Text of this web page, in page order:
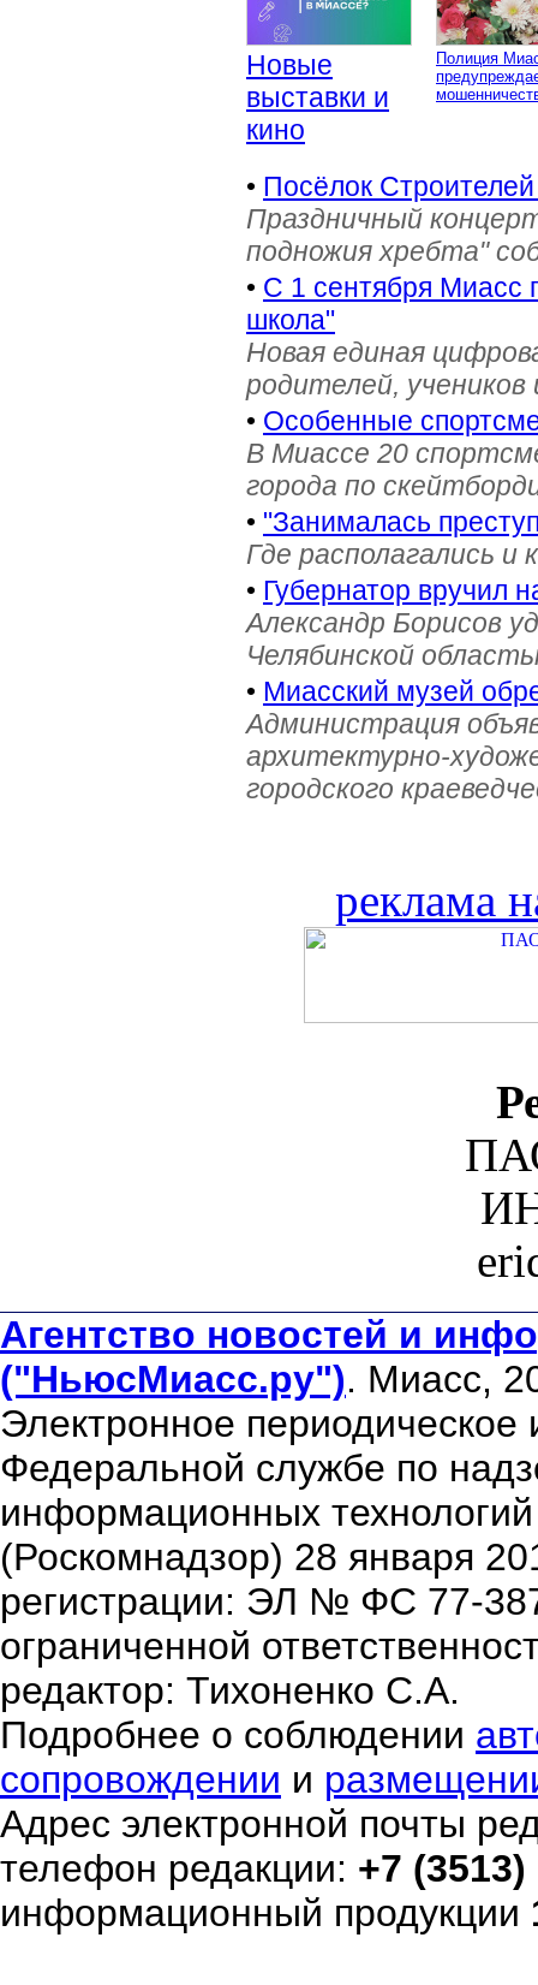
Новые
выставки и
кино
Полиция
• Посёлок
Праздничный
подножия хребта"
• С 1 сентября Миасс
школа"
Новая единая
родителей, учеников
• Особенные
В Миассе 20
города по
• "Занималась
Где располагались и
• Губернатор вручил
Александр Борисов
Челябинской
• Миасский музей
Администрация
архитектурно-
городского
реклама
Агентство новостей и
("НьюсМиасс.ру"). Миасс,
Электронное периодическое
Федеральной службе по
информационных
(Роскомнадзор) 28 января
регистрации: ЭЛ № ФС 77-
ограниченной
редактор: Тихоненко С.А.
Подробнее о соблюдении
сопровождении и
Адрес электронной почты
телефон редакции: +7
информационный продукции